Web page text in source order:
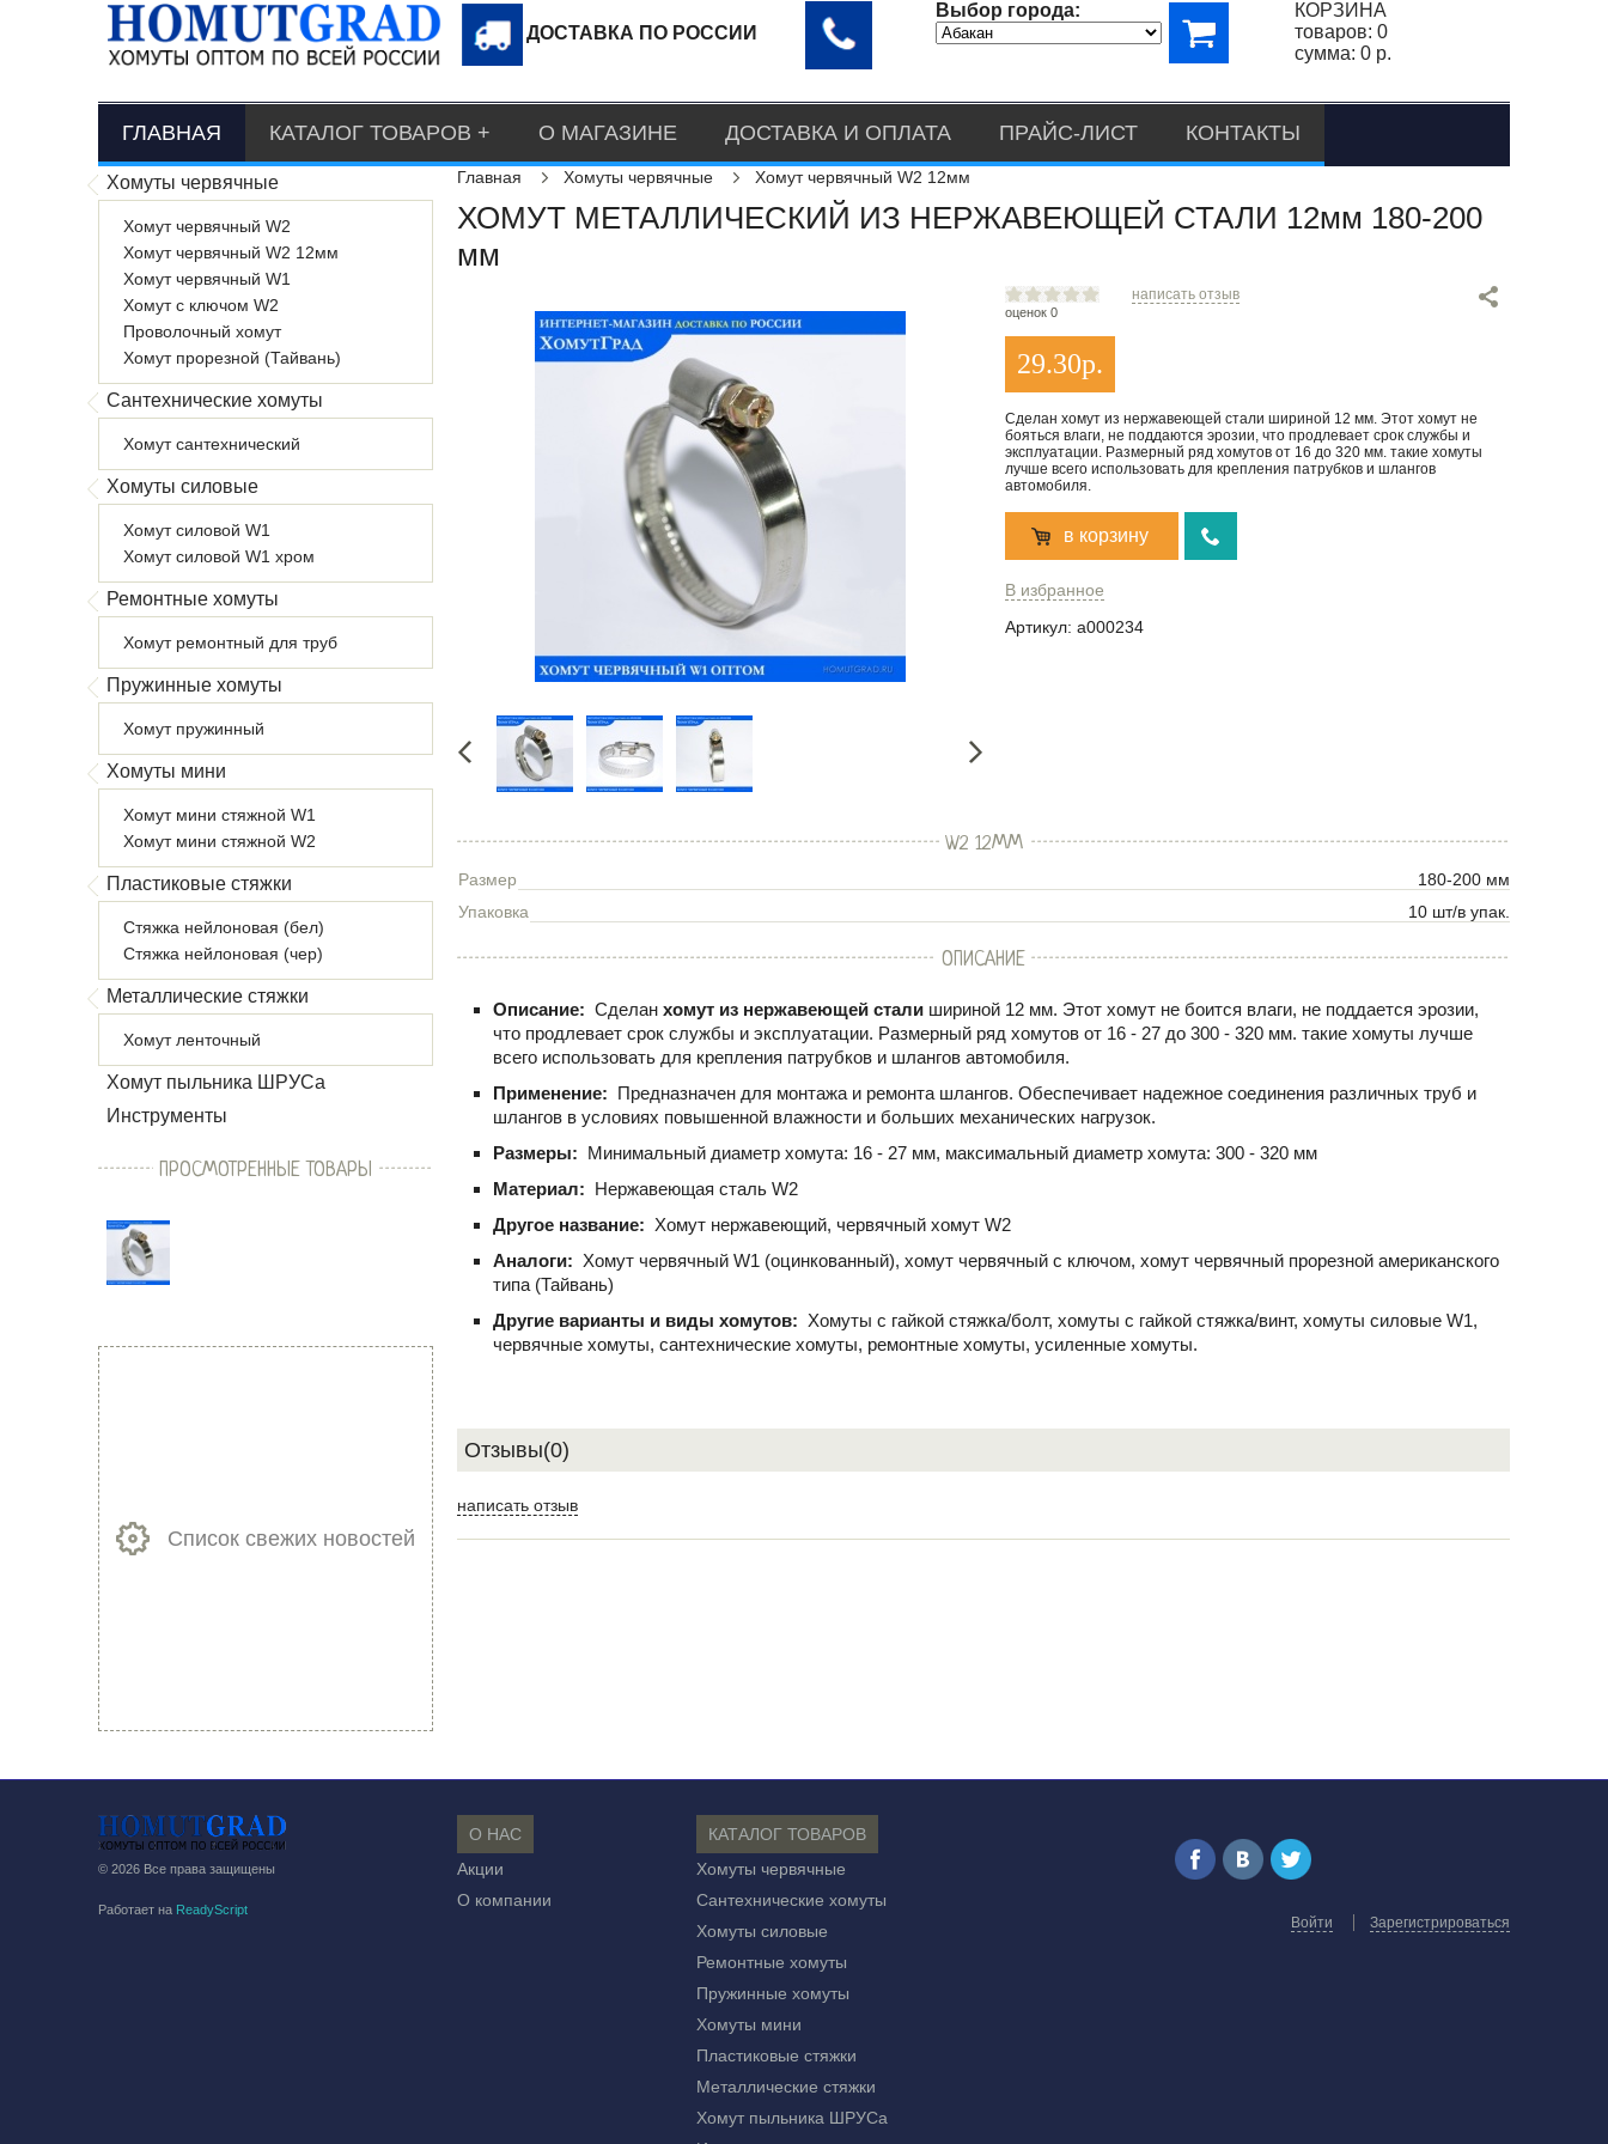
ДОСТАВКА ПО РОССИИ
Выбор города:
КОРЗИНА
товаров: 0
сумма: 0 р.
ГЛАВНАЯ КАТАЛОГ ТОВАРОВ О МАГАЗИНЕ ДОСТАВКА И ОПЛАТА ПРАЙС-ЛИСТ КОНТАКТЫ
Хомуты червячные
Хомут червячный W2
Хомут червячный W2 12мм
Хомут червячный W1
Хомут с ключом W2
Проволочный хомут
Хомут прорезной (Тайвань)
Сантехнические хомуты
Хомут сантехнический
Хомуты силовые
Хомут силовой W1
Хомут силовой W1 хром
Ремонтные хомуты
Хомут ремонтный для труб
Пружинные хомуты
Хомут пружинный
Хомуты мини
Хомут мини стяжной W1
Хомут мини стяжной W2
Пластиковые стяжки
Стяжка нейлоновая (бел)
Стяжка нейлоновая (чер)
Металлические стяжки
Хомут ленточный
Хомут пыльника ШРУСа
Инструменты
Главная Хомуты червячные Хомут червячный W2 12мм
ХОМУТ МЕТАЛЛИЧЕСКИЙ ИЗ НЕРЖАВЕЮЩЕЙ СТАЛИ 12мм 180-200
мм
оценок 0
написать отзыв
29.30р.
Сделан хомут из нержавеющей стали шириной 12 мм. Этот хомут не
бояться влаги, не поддаются эрозии, что продлевает срок службы и
эксплуатации. Размерный ряд хомутов от 16 до 320 мм. такие хомуты
лучше всего использовать для крепления патрубков и шлангов
автомобиля.
в корзину
В избранное
Артикул: a000234
W2 12ММ
Размер
180-200 мм
Упаковка
10 шт/в упак.
ОПИСАНИЕ
Описание: Сделан хомут из нержавеющей стали шириной 12 мм. Этот хомут не боится влаги, не поддается эрозии,
что продлевает срок службы и эксплуатации. Размерный ряд хомутов от 16 - 27 до 300 - 320 мм. такие хомуты лучше
всего использовать для крепления патрубков и шлангов автомобиля.
Применение: Предназначен для монтажа и ремонта шлангов. Обеспечивает надежное соединения различных труб и
шлангов в условиях повышенной влажности и больших механических нагрузок.
Размеры: Минимальный диаметр хомута: 16 - 27 мм, максимальный диаметр хомута: 300 - 320 мм
Материал: Нержавеющая сталь W2
Другое название: Хомут нержавеющий, червячный хомут W2
Аналоги: Хомут червячный W1 (оцинкованный), хомут червячный с ключом, хомут червячный прорезной американского
типа (Тайвань)
Другие варианты и виды хомутов: Хомуты с гайкой стяжка/болт, хомуты с гайкой стяжка/винт, хомуты силовые W1,
червячные хомуты, сантехнические хомуты, ремонтные хомуты, усиленные хомуты.
Отзывы(0)
написать отзыв
ПРОСМОТРЕННЫЕ ТОВАРЫ
Список свежих новостей
© 2026 Все права защищены
Работает на ReadyScript
О НАС
Акции
О компании
КАТАЛОГ ТОВАРОВ
Хомуты червячные
Сантехнические хомуты
Хомуты силовые
Ремонтные хомуты
Пружинные хомуты
Хомуты мини
Пластиковые стяжки
Металлические стяжки
Хомут пыльника ШРУСа
Войти Зарегистрироваться